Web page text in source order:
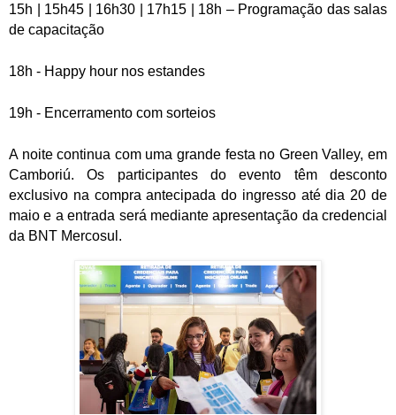
15h | 15h45 | 16h30 | 17h15 | 18h – Programação das salas
de capacitação
18h - Happy hour nos estandes
19h - Encerramento com sorteios
A noite continua com uma grande festa no Green Valley, em
Camboriú. Os participantes do evento têm desconto
exclusivo na compra antecipada do ingresso até dia 20 de
maio e a entrada será mediante apresentação da credencial
da BNT Mercosul.